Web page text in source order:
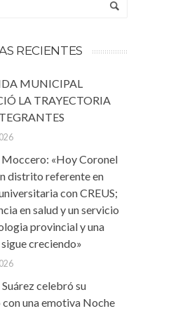
RECIENTES
MUNICIPAL
LA TRAYECTORIA
«Hoy Coronel
distrito referente en
con CREUS;
en salud y un servicio
provincial y una
creciendo»
celebró su
una emotiva Noche